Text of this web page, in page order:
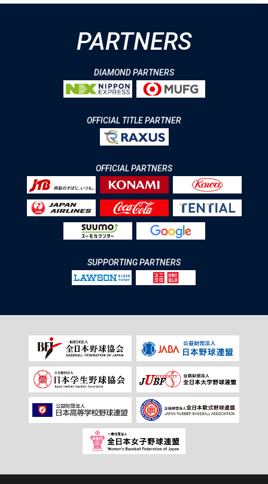
PARTNERS
DIAMOND PARTNERS
OFFICIAL TITLE PARTNER
OFFICIAL PARTNERS
SUPPORTING PARTNERS